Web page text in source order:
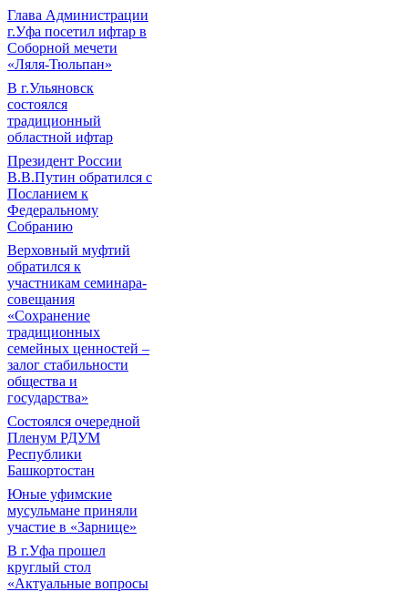
Глава Администрации
г.Уфа посетил ифтар в
Соборной мечети
«Ляля-Тюльпан»
В г.Ульяновск
состоялся
традиционный
областной ифтар
Президент России
В.В.Путин обратился с
Посланием к
Федеральному
Собранию
Верховный муфтий
обратился к
участникам семинара-
совещания
«Сохранение
традиционных
семейных ценностей –
залог стабильности
общества и
государства»
Состоялся очередной
Пленум РДУМ
Республики
Башкортостан
Юные уфимские
мусульмане приняли
участие в «Зарнице»
В г.Уфа прошел
круглый стол
«Актуальные вопросы